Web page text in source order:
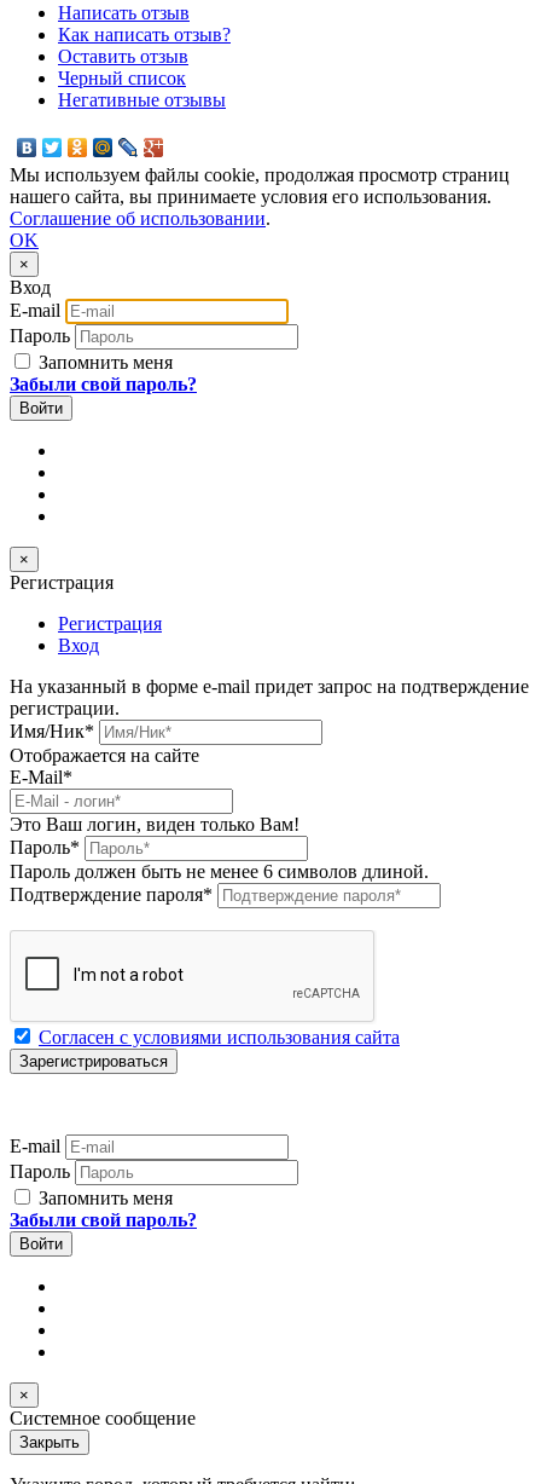
Написать отзыв
Как написать отзыв?
Оставить отзыв
Черный список
Негативные отзывы
Мы используем файлы cookie, продолжая просмотр страниц
нашего сайта, вы принимаете условия его использования.
Соглашение об использовании.
OK
×
Вход
E-mail
Пароль
Запомнить меня
Забыли свой пароль?
×
Регистрация
Регистрация
Вход
На указанный в форме e-mail придет запрос на подтверждение
регистрации.
Имя/Ник*
Отображается на сайте
E-Mail*
Это Ваш логин, виден только Вам!
Пароль*
Пароль должен быть не менее 6 символов длиной.
Подтверждение пароля*
Согласен с условиями использования сайта
E-mail
Пароль
Запомнить меня
Забыли свой пароль?
×
Системное сообщение
Закрыть